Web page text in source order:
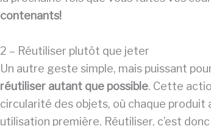
contenants!
2 – Réutiliser plutôt que jeter
Un autre geste simple, mais puissant
réutiliser autant que possible. Cette
circularité des objets, où chaque produit
utilisation première. Réutiliser, c’est